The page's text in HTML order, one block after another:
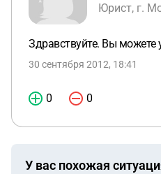
Юрист, г.
Здравствуйте. Вы можете
30 сентября 2012, 18:41
0 0
У вас похожая